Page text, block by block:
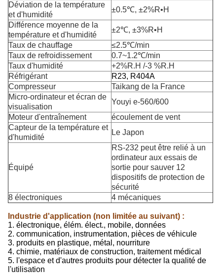
Déviation de la température
et d'humidité
±0.5℃, ±2%R•H
Différence moyenne de la
température et d'humidité
±2℃, ±3%R•H
Taux de chauffage
≤2.5℃/min
Taux de refroidissement
0.7~1.2℃/min
Taux d'humidité
+2%R.H /-3 %R.H
Réfrigérant
R23, R404A
Compresseur
Taikang de la France
Micro-ordinateur et écran de
visualisation
Youyi e-560/600
Moteur d'entraînement
écoulement de vent
Capteur de la température et
d'humidité
Le Japon
Équipé
RS-232 peut être relié à un
ordinateur aux essais de
sortie pour sauver 12
dispositifs de protection de
sécurité
8 électroniques
4 mécaniques
Industrie d'application (non limitée au suivant) :
1. électronique, élém. élect., mobile, données
2. communication, instrumentation, pièces de véhicule
3. produits en plastique, métal, nourriture
4. chimie, matériaux de construction, traitement médical
5. l'espace et d'autres produits pour détecter la qualité de
l'utilisation